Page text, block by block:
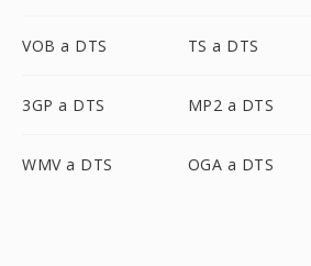
VOB a DTS TS a DTS
3GP a DTS MP2 a DTS
WMV a DTS OGA a DTS